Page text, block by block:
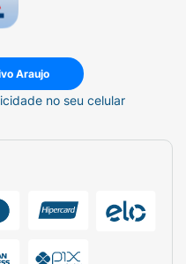
Araujo
no seu celular